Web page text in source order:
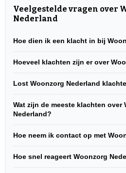
Veelgestelde vragen over
Nederland
Hoe dien ik een klacht in bij
Hoeveel klachten zijn er over
Lost Woonzorg Nederland
Wat zijn de meeste klachten over
Nederland?
Hoe neem ik contact op met
Hoe snel reageert Woonzorg